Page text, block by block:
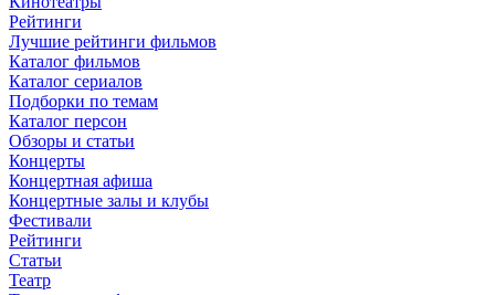
Рейтинги
Лучшие рейтинги фильмов
Каталог фильмов
Каталог сериалов
Подборки по темам
Каталог персон
Обзоры и статьи
Концерты
Концертная афиша
Концертные залы и клубы
Фестивали
Рейтинги
Статьи
Театр